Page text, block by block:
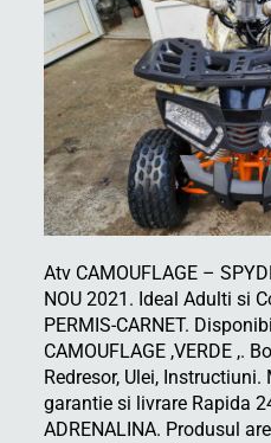
Atv CAMOUFLAGE –
NOU 2021. Ideal Adulti si
PERMIS-CARNET.
CAMOUFLAGE ,VERDE ,.
Redresor, Ulei,
garantie si livrare Rapida
ADRENALINA. Produsul